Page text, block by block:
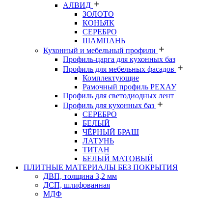
АЛВИД
ЗОЛОТО
КОНЬЯК
СЕРЕБРО
ШАМПАНЬ
Кухонный и мебельный профили
Профиль-царга для кухонных баз
Профиль для мебельных фасадов
Комплектующие
Рамочный профиль РЕХАУ
Профиль для светодиодных лент
Профиль для кухонных баз
СЕРЕБРО
БЕЛЫЙ
ЧЁРНЫЙ БРАШ
ЛАТУНЬ
ТИТАН
БЕЛЫЙ МАТОВЫЙ
ПЛИТНЫЕ МАТЕРИАЛЫ БЕЗ ПОКРЫТИЯ
ДВП, толщина 3,2 мм
ДСП, шлифованная
МДФ